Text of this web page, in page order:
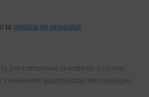
la política de privacitat
per comprovar si vostè és o no una
l'enviament automatitzat de missatges